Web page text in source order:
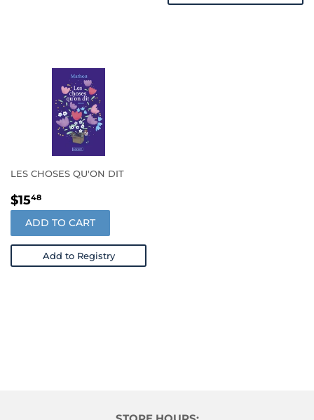
LES CHOSES QU'ON DIT
REGULAR
PRICE
$1548
ADD TO CART
Add to Registry